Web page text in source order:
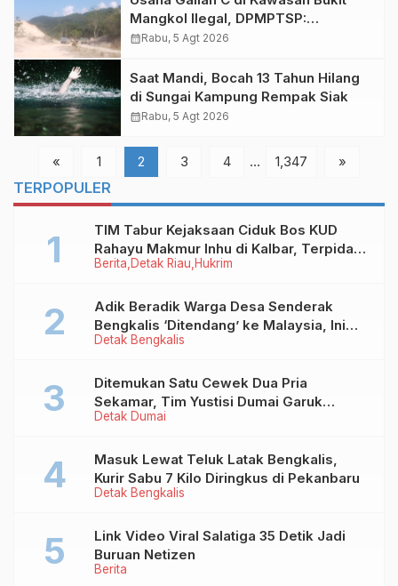
Mangkol Ilegal, DPMPTSP:
Seharusnya Tak Boleh Ada
calendar_monthRabu, 5 Agt 2026
Saat Mandi, Bocah 13 Tahun Hilang
di Sungai Kampung Rempak Siak
calendar_monthRabu, 5 Agt 2026
« 1 2 3 4 … 1,347 »
TERPOPULER
Berita Detak Riau Hukrim
TIM Tabur Kejaksaan Ciduk Bos KUD
Rahayu Makmur Inhu di Kalbar, Terpidana
Kredit Fiktif Rp2,8 M
Detak Bengkalis
Adik Beradik Warga Desa Senderak
Bengkalis ‘Ditendang’ ke Malaysia, Ini
Sebabnya!
Detak Dumai
Ditemukan Satu Cewek Dua Pria
Sekamar, Tim Yustisi Dumai Garuk
Puluhan Pasangan Mesum
Detak Bengkalis
Masuk Lewat Teluk Latak Bengkalis,
Kurir Sabu 7 Kilo Diringkus di Pekanbaru
Berita
Link Video Viral Salatiga 35 Detik Jadi
Buruan Netizen